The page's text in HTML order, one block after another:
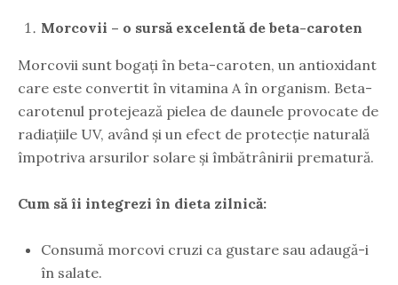
Morcovii – o sursă excelentă de beta-caroten
Morcovii sunt bogați în beta-caroten, un antioxidant
care este convertit în vitamina A în organism. Beta-
carotenul protejează pielea de daunele provocate de
radiațiile UV, având și un efect de protecție naturală
împotriva arsurilor solare și îmbătrânirii prematură.
Cum să îi integrezi în dieta zilnică:
Consumă morcovi cruzi ca gustare sau adaugă-i
în salate.